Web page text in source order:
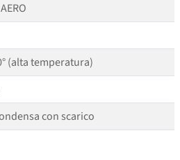
(alta temperatura)
con scarico